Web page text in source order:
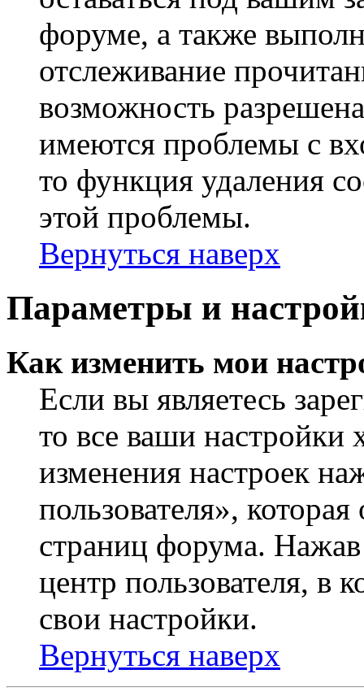
форуме, а также
отслеживание
возможность
имеются проблемы с
то функция удаления
этой проблемы.
Вернуться наверх
Параметры и
Как изменить мои
Если вы являетесь
то все ваши настройки
изменения настроек
пользователя»,
страниц форума.
центр пользователя, в
свои настройки.
Вернуться наверх